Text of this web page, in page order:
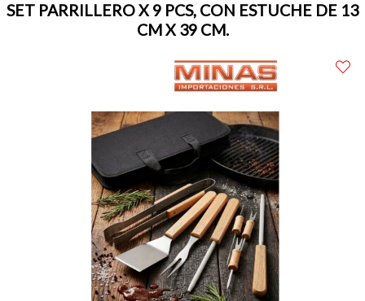
SET PARRILLERO X 9 PCS, CON ESTUCHE DE 13
CM X 39 CM.